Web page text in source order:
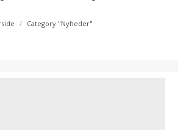
are here:
Category "Nyheder"